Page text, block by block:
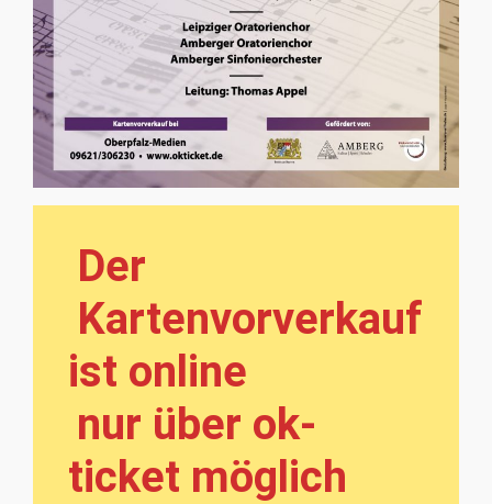
Der
Kartenvorverkauf
ist online
nur über ok-
ticket möglich